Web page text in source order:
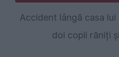
Accident lângă casa lui
doi copii răniți